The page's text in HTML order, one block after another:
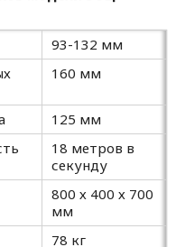
93-132 мм
160 мм
125 мм
18 метров в
секунду
800 х 400 х 700
мм
78 кг